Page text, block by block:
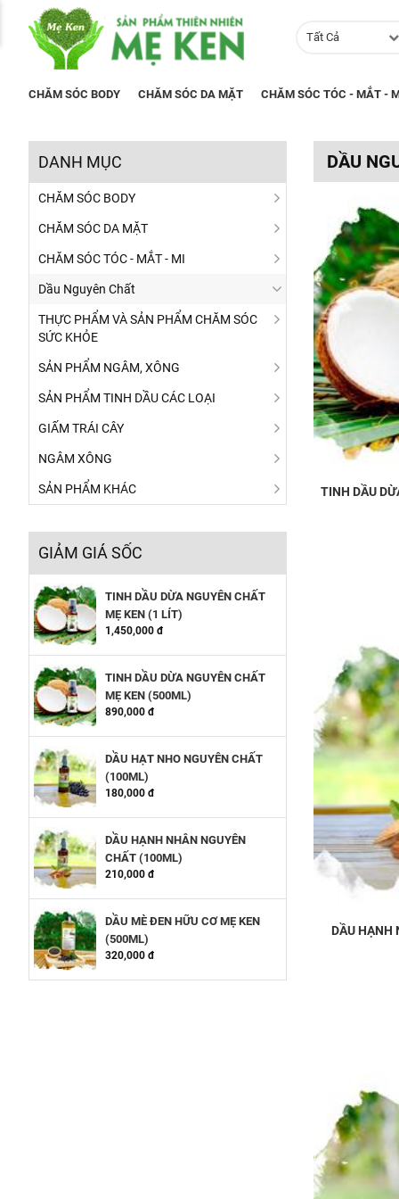
Tất Cả
CHĂM SÓC BODY CHĂM SÓC DA MẶT CHĂM SÓC TÓC - MẮT -
DẦU
TINH DẦU
DẦU HẠNH
DANH MỤC
CHĂM SÓC BODY
CHĂM SÓC DA MẶT
CHĂM SÓC TÓC - MẮT - MI
Dầu Nguyên Chất
THỰC PHẨM VÀ SẢN PHẨM CHĂM SÓC
SỨC KHỎE
SẢN PHẨM NGÂM, XÔNG
SẢN PHẨM TINH DẦU CÁC LOẠI
GIẤM TRÁI CÂY
NGÂM XÔNG
SẢN PHẨM KHÁC
GIẢM GIÁ SỐC
TINH DẦU DỪA NGUYÊN CHẤT
MẸ KEN (1 LÍT)
1,450,000 đ
TINH DẦU DỪA NGUYÊN CHẤT
MẸ KEN (500ML)
890,000 đ
DẦU HẠT NHO NGUYÊN CHẤT
(100ML)
180,000 đ
DẦU HẠNH NHÂN NGUYÊN
CHẤT (100ML)
210,000 đ
DẦU MÈ ĐEN HỮU CƠ MẸ KEN
(500ML)
320,000 đ